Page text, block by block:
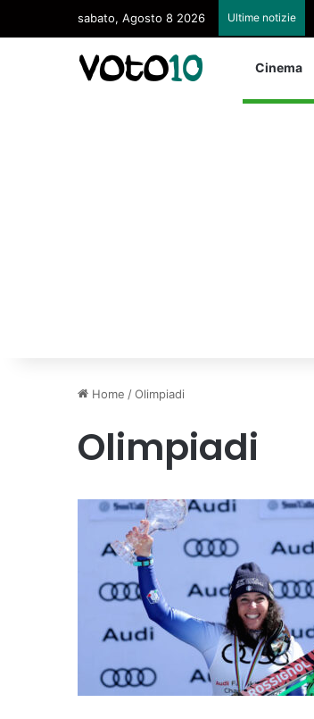
sabato, Agosto 8 2026 Ultime notizie
Cinema
Home /Olimpiadi
Olimpiadi